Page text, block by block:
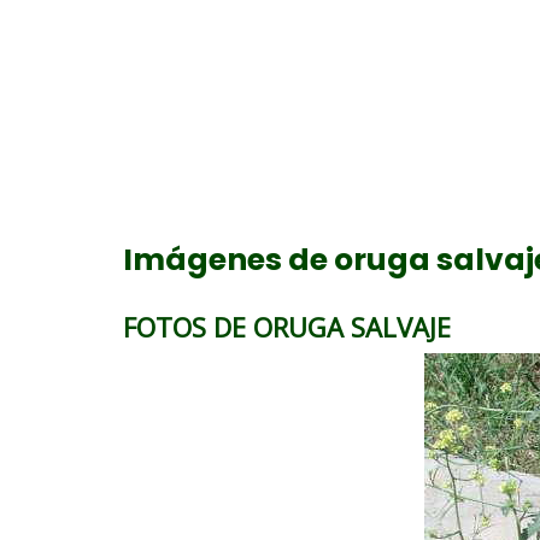
Imágenes de oruga
FOTOS DE ORUGA SALVAJE